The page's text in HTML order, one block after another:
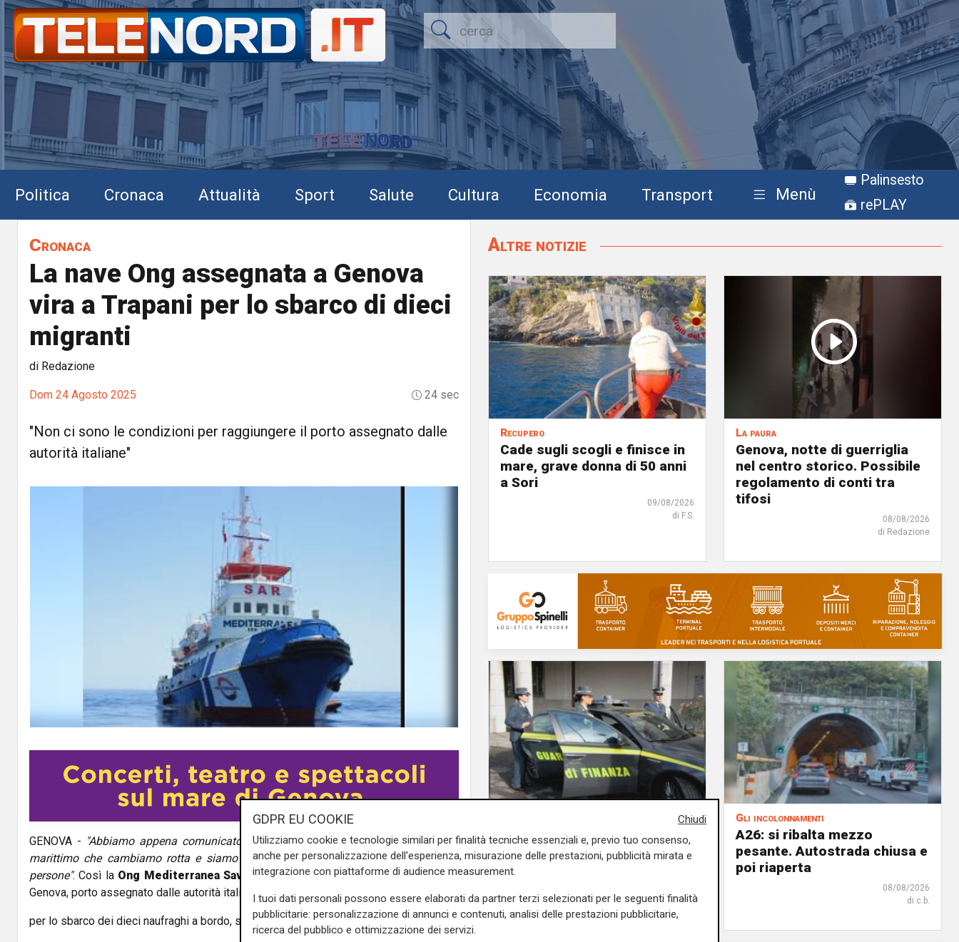
Politica Cronaca Attualità Sport Salute Cultura Economia Transport Menù
Palinsesto
rePLAY
Cronaca
La nave Ong assegnata a Genova
vira a Trapani per lo sbarco di dieci
migranti
di Redazione
Dom 24 Agosto 2025 24 sec
"Non ci sono le condizioni per raggiungere il porto assegnato dalle
autorità italiane"
GENOVA - "Abbiamo appena comunicato al Centro di coordinamento del soccorso
marittimo che cambiamo rotta e siamo diretti a Trapani per lo sbarco delle dieci
persone". Così la Ong Mediterranea Saving Humans che sarebbe dovuta andare a
Genova, porto assegnato dalle autorità italiane
per lo sbarco dei dieci naufraghi a bordo, soccorsi nei giorni scorsi.
Altre notizie
Recupero
Cade sugli scogli e finisce in
mare, grave donna di 50 anni
a Sori
09/08/2026
di F.S.
La paura
Genova, notte di guerriglia
nel centro storico. Possibile
regolamento di conti tra
tifosi
08/08/2026
di Redazione
Principe, individuato con
borse contraffatte, minaccia
di lanciarsi nel vuoto
di c.b.
Gli incolonnamenti
A26: si ribalta mezzo
pesante. Autostrada chiusa e
poi riaperta
08/08/2026
di c.b.
Chiudi
GDPR EU COOKIE
Utilizziamo cookie e tecnologie similari per finalità tecniche essenziali e, previo tuo consenso,
anche per personalizzazione dell'esperienza, misurazione delle prestazioni, pubblicità mirata e
integrazione con piattaforme di audience measurement.
I tuoi dati personali possono essere elaborati da partner terzi selezionati per le seguenti finalità
pubblicitarie: personalizzazione di annunci e contenuti, analisi delle prestazioni pubblicitarie,
ricerca del pubblico e ottimizzazione dei servizi.